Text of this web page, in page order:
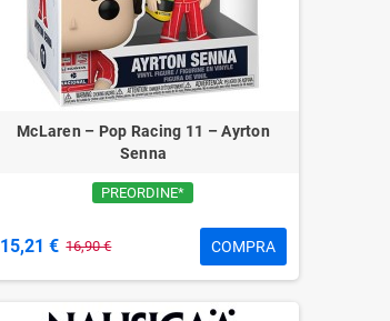
McLaren – Pop Racing 11 – Ayrton
Senna
PREORDINE*
15,21 € 16,90 € COMPRA